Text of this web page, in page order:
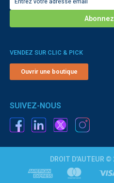
VENDEZ SUR CLIC & PICK
Ouvrir une boutique
SUIVEZ-NOUS
DROIT D'AUTEUR ©